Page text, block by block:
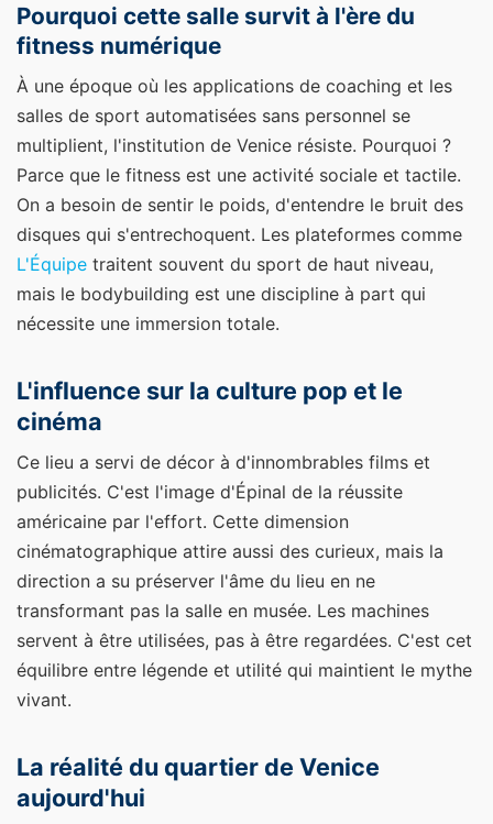
Pourquoi cette salle survit à l'ère du
fitness numérique
À une époque où les applications de coaching et les
salles de sport automatisées sans personnel se
multiplient, l'institution de Venice résiste. Pourquoi ?
Parce que le fitness est une activité sociale et tactile.
On a besoin de sentir le poids, d'entendre le bruit des
disques qui s'entrechoquent. Les plateformes comme
L'Équipe traitent souvent du sport de haut niveau,
mais le bodybuilding est une discipline à part qui
nécessite une immersion totale.
L'influence sur la culture pop et le
cinéma
Ce lieu a servi de décor à d'innombrables films et
publicités. C'est l'image d'Épinal de la réussite
américaine par l'effort. Cette dimension
cinématographique attire aussi des curieux, mais la
direction a su préserver l'âme du lieu en ne
transformant pas la salle en musée. Les machines
servent à être utilisées, pas à être regardées. C'est cet
équilibre entre légende et utilité qui maintient le mythe
vivant.
La réalité du quartier de Venice
aujourd'hui